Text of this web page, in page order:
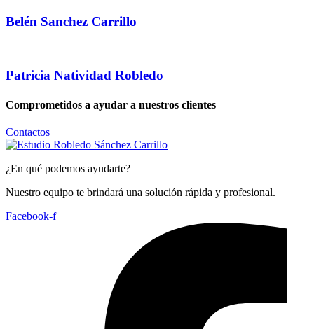
Belén Sanchez Carrillo
Patricia Natividad Robledo
Comprometidos a ayudar a nuestros clientes
Contactos
¿En qué podemos ayudarte?
Nuestro equipo te brindará una solución rápida y profesional.
Facebook-f